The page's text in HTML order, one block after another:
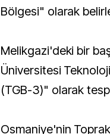
Bölgesi" olarak
Melikgazi'deki bir
Üniversitesi
(TGB-3)" olarak
Osmaniye'nin